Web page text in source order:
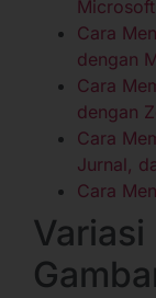
Cara
dengan
Cara
dengan
Cara
Jurnal,
Cara